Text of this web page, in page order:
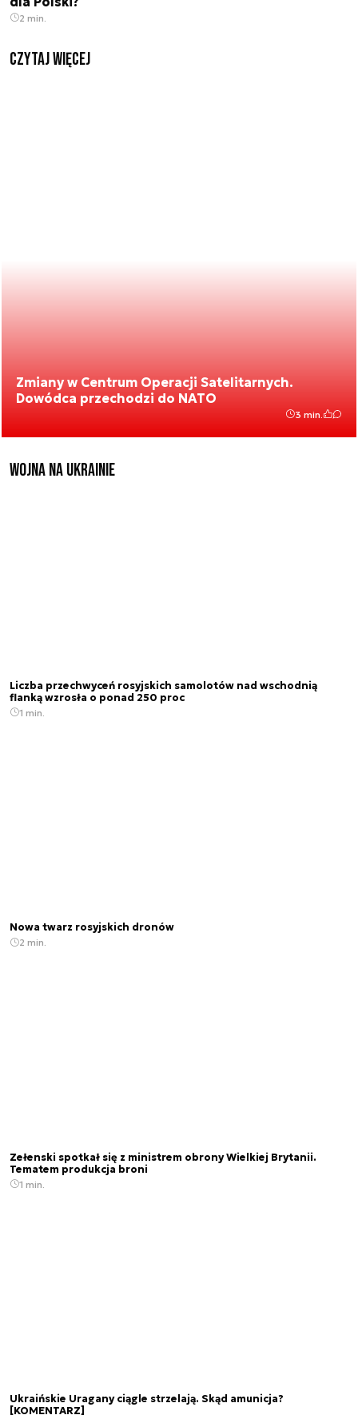
2 min.
czytaj więcej
Zmiany w Centrum Operacji Satelitarnych.
Dowódca przechodzi do NATO
3 min.
Wojna na Ukrainie
Liczba przechwyceń rosyjskich samolotów nad wschodnią
flanką wzrosła o ponad 250 proc
1 min.
Nowa twarz rosyjskich dronów
2 min.
Zełenski spotkał się z ministrem obrony Wielkiej Brytanii.
Tematem produkcja broni
1 min.
Ukraińskie Uragany ciągle strzelają. Skąd amunicja?
[KOMENTARZ]